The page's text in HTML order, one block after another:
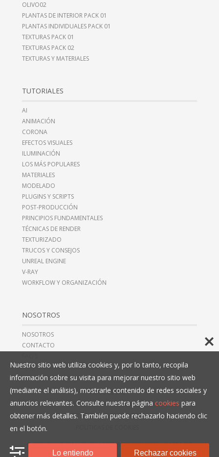
OLIVO02
PLANTAS DE INTERIOR PACK 01
PLANTAS INDIVIDUALES PACK 01
TEXTURAS PACK 01
TEXTURAS PACK 02
TEXTURAS Y MATERIALES
TUTORIALES
AI
ANIMACIÓN
CORONA
EFECTOS VISUALES
ILUMINACIÓN
LOS MÁS POPULARES
MATERIALES
MODELADO
PLUGINS Y SCRIPTS
POST-PRODUCCIÓN
PRINCIPIOS FUNDAMENTALES
TÉCNICAS DE RENDER
TEXTURIZADO
TRUCOS Y CONSEJOS
UNREAL ENGINE
V-RAY
WORKFLOW Y ORGANIZACIÓN
NOSOTROS
NOSOTROS
CONTACTO
AVISO LEGAL
TÉRMINOS Y CONDICIONES
POLÍTICAS DE PRIVACIDAD
© COPYRIGHT 2016, 3D COLLECTIVE, CIF B10466993,+34 914 497
279. TODOS LOS DERECHOS RESERVADOS.
Nuestro sitio web utiliza cookies y, por lo tanto, recopila
información sobre su visita para mejorar nuestro sitio web
(mediante el análisis), mostrarle contenido de redes sociales y
anuncios relevantes. Consulte nuestra página cookies para
obtener más detalles. También puede rechazarlo haciendo clic
en el botón.
Lo entiendo Rechazar cookies